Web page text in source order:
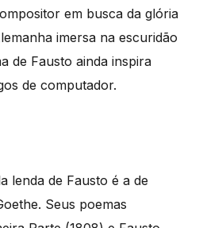
em busca da glória
imersa na escuridão
de Fausto ainda inspira
de computador.
lenda de Fausto é a de
Seus poemas